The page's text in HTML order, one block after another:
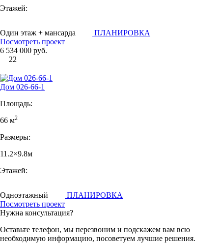
Этажей:
Один этаж + мансарда
ПЛАНИРОВКА
Посмотреть проект
6 534 000 руб.
22
Дом 026-66-1
Площадь:
66 м2
Размеры:
11.2×9.8м
Этажей:
Одноэтажный
ПЛАНИРОВКА
Посмотреть проект
Нужна консультация?
Оставьте телефон, мы перезвоним и подскажем вам всю
необходимую информацию, посоветуем лучшие решения.